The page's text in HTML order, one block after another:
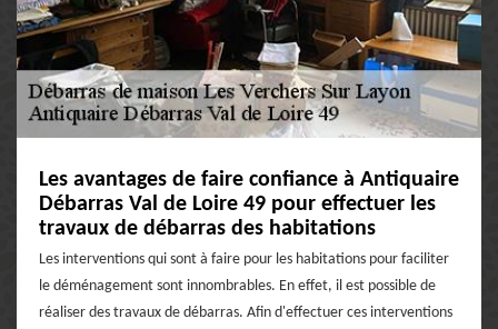
Les avantages de faire confiance à Antiquaire
Débarras Val de Loire 49 pour effectuer les
travaux de débarras des habitations
Les interventions qui sont à faire pour les habitations pour faciliter
le déménagement sont innombrables. En effet, il est possible de
réaliser des travaux de débarras. Afin d'effectuer ces interventions